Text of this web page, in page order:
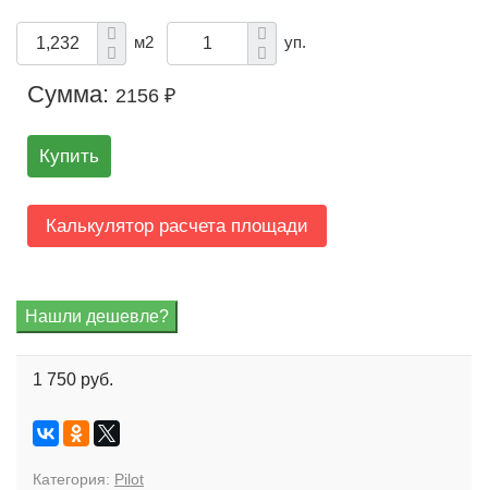
м2 уп.
Сумма: 2156 ₽
Купить
Калькулятор расчета площади
1 750 руб.
Категория: Pilot